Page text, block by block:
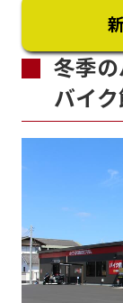
冬季
バイ